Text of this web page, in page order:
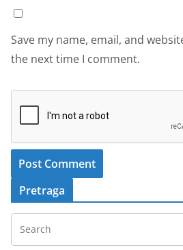
Save my name, email, and
the next time I comment.
Pretraga